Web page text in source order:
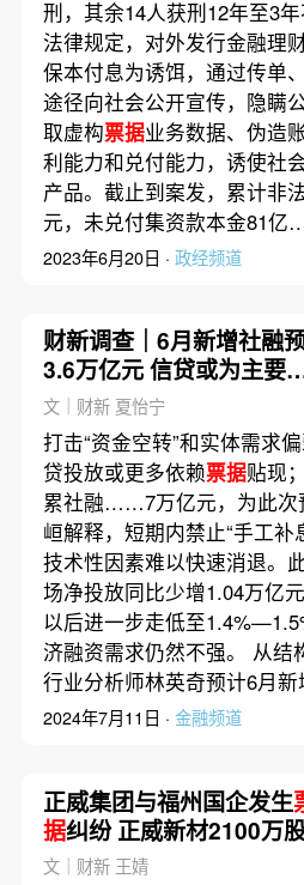
刑，其余14人获刑12年至3
法律规定，对外发行金融理
保本付息为诱饵，通过传单
途径向社会公开宣传，隐瞒
取虚构票据业务数据、伪造
利能力和兑付能力，诱使社
产品。截止到案发，累计非
元，未兑付集资款本金81
2023年6月20日 · 政经频道
财新调查｜6月新增社融
3.6万亿元 信贷或为主要
累
文｜财新 夏怡宁
打击“资金空转”和实体需求
贷投放或更多依赖票据贴现
累社融……7万亿元，为此次
峘解释，短期内禁止“手工补
技术性因素难以快速消退。
场净投放同比少增1.04万亿
以后进一步走低至
济融资需求仍然不强。 从结
行业分析师林英奇预计6月
2024年7月11日 · 金融频道
正威集团与福州国企发生
据纠纷 正威新材2100万
票被司法拍卖
文｜财新 王婧